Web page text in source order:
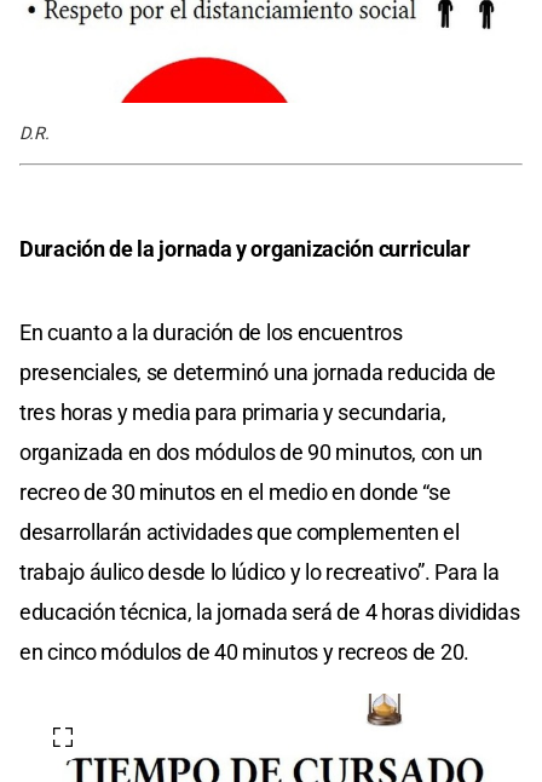
D.R.
Duración de la jornada y organización curricular
En cuanto a la duración de los encuentros
presenciales, se determinó una jornada reducida de
tres horas y media para primaria y secundaria,
organizada en dos módulos de 90 minutos, con un
recreo de 30 minutos en el medio en donde “se
desarrollarán actividades que complementen el
trabajo áulico desde lo lúdico y lo recreativo”. Para la
educación técnica, la jornada será de 4 horas divididas
en cinco módulos de 40 minutos y recreos de 20.